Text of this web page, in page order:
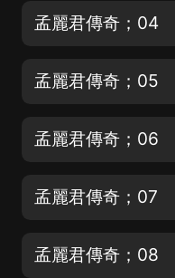
孟麗君傳奇；04
孟麗君傳奇；05
孟麗君傳奇；06
孟麗君傳奇；07
孟麗君傳奇；08